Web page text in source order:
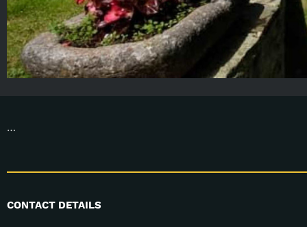
…
CONTACT DETAILS